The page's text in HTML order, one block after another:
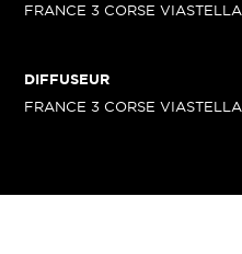
FRANCE 3 CORSE VIASTELLA
DIFFUSEUR
FRANCE 3 CORSE VIASTELLA